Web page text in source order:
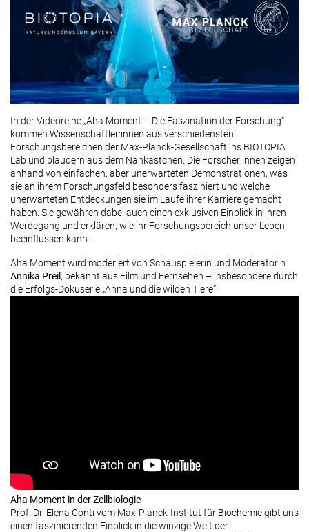
In der Videoreihe „Aha Moment – Die Faszination der Forschung“
kommen Wissenschaftler:innen aus verschiedensten
Forschungsbereichen der Max-Planck-Gesellschaft ins BIOTOPIA
Lab und plaudern aus dem Nähkästchen. Die Forscher:innen zeigen
anhand von einfachen, aber unerwarteten Demonstrationen, was
sie an ihrem Forschungsfeld besonders fasziniert und welche
unerwarteten Entdeckungen sie im Laufe ihrer Karriere gemacht
haben. Sie gewähren dabei auch einen exklusiven Einblick in ihren
Werdegang und erklären, wie ihr Forschungsbereich unser Leben
beeinflussen kann.
Aha Moment wird moderiert von Schauspielerin und Moderatorin
Annika Preil, bekannt aus Film und Fernsehen – insbesondere durch
die Erfolgs-Dokuserie „Anna und die wilden Tiere“.
Aha Moment in der Zellbiologie
Prof. Dr. Elena Conti vom Max-Planck-Institut für Biochemie gibt uns
einen faszinierenden Einblick in die winzige Welt der